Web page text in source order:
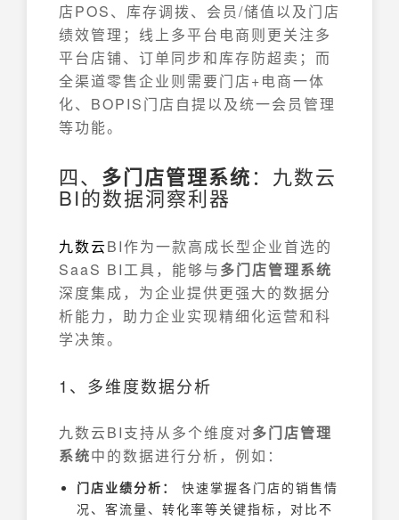
店POS、库存调拨、会员/储值以及门店
绩效管理；线上多平台电商则更关注多
平台店铺、订单同步和库存防超卖；而
全渠道零售企业则需要门店+电商一体
化、BOPIS门店自提以及统一会员管理
等功能。
四、 多门店管理系统：九数云
BI的数据洞察利器
九数云BI作为一款高成长型企业首选的
SaaS BI工具，能够与多门店管理系统
深度集成，为企业提供更强大的数据分
析能力，助力企业实现精细化运营和科
学决策。
1、多维度数据分析
九数云BI支持从多个维度对多门店管理
系统中的数据进行分析，例如：
门店业绩分析：
快速掌握各门店的销售情
况、客流量、转化率等关键指标，对比不